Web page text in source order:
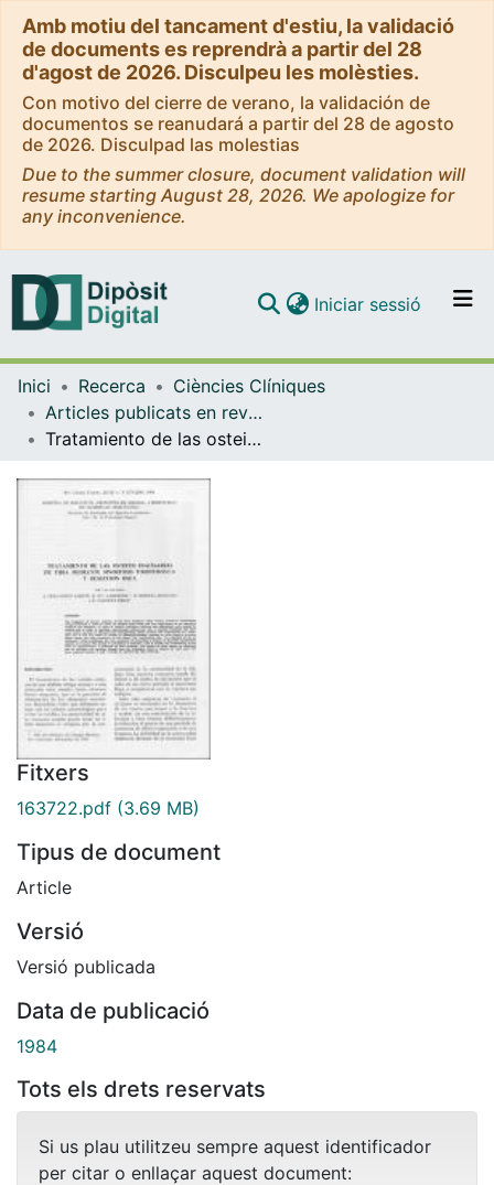
Amb motiu del tancament d'estiu, la validació
de documents es reprendrà a partir del 28
d'agost de 2026. Disculpeu les molèsties.
Con motivo del cierre de verano, la validación de
documentos se reanudará a partir del 28 de agosto
de 2026. Disculpad las molestias
Due to the summer closure, document validation will
resume starting August 28, 2026. We apologize for
any inconvenience.
Navega per tot el DD
Com publicar
Iniciar sessió (current)
Inici Recerca
Ciències Clíniques
Articles publicats en revistes (Ciències Clíniques)
Tratamiento de las osteitis diafisarias de tibia mediante sinostosis tibioperonea y resección ósea
Fitxers
163722.pdf (3.69 MB)
Tipus de document
Article
Versió
Versió publicada
Data de publicació
1984
Tots els drets reservats
Si us plau utilitzeu sempre aquest identificador
per citar o enllaçar aquest document: